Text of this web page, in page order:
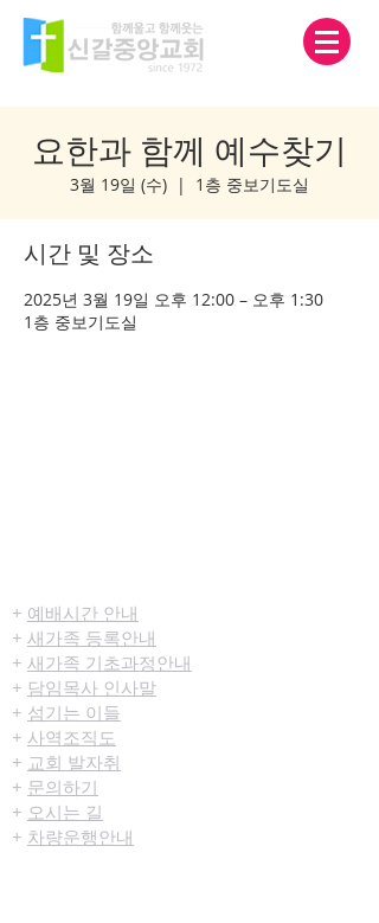
요한과 함께 예수찾기
3월 19일 (수)
  |
1층 중보기도실
시간 및 장소
2025년 3월 19일 오후 12:00 – 오후 1:30
1층 중보기도실
+ 예배시간 안내
+ 새가족 등록안내
+ 새가족 기초과정안내
+ 담임목사 인사말
+ 섬기는 이들
+ 사역조직도
+ 교회 발자취
+ 문의하기
+ 오시는 길
+ 차량운행안내